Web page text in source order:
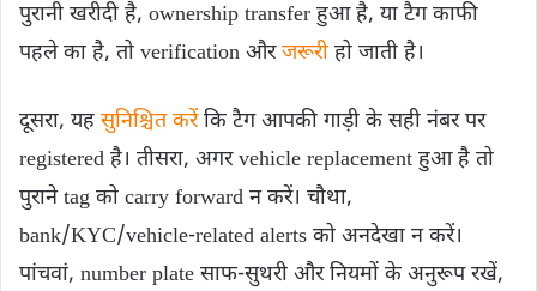
पुरानी खरीदी है, ownership transfer हुआ है, या टैग काफी
पहले का है, तो verification औरजरूरी हो जाती है।
दूसरा, यह सुनिश्चित करेंकि टैग आपकी गाड़ी के सही नंबर पर
registered है। तीसरा, अगर vehicle replacement हुआ है तो
पुराने tag को carry forward न करें। चौथा,
bank/KYC/vehicle-related alerts को अनदेखा न करें।
पांचवां, number plate साफ-सुथरी और नियमों के अनुरूप रखें,